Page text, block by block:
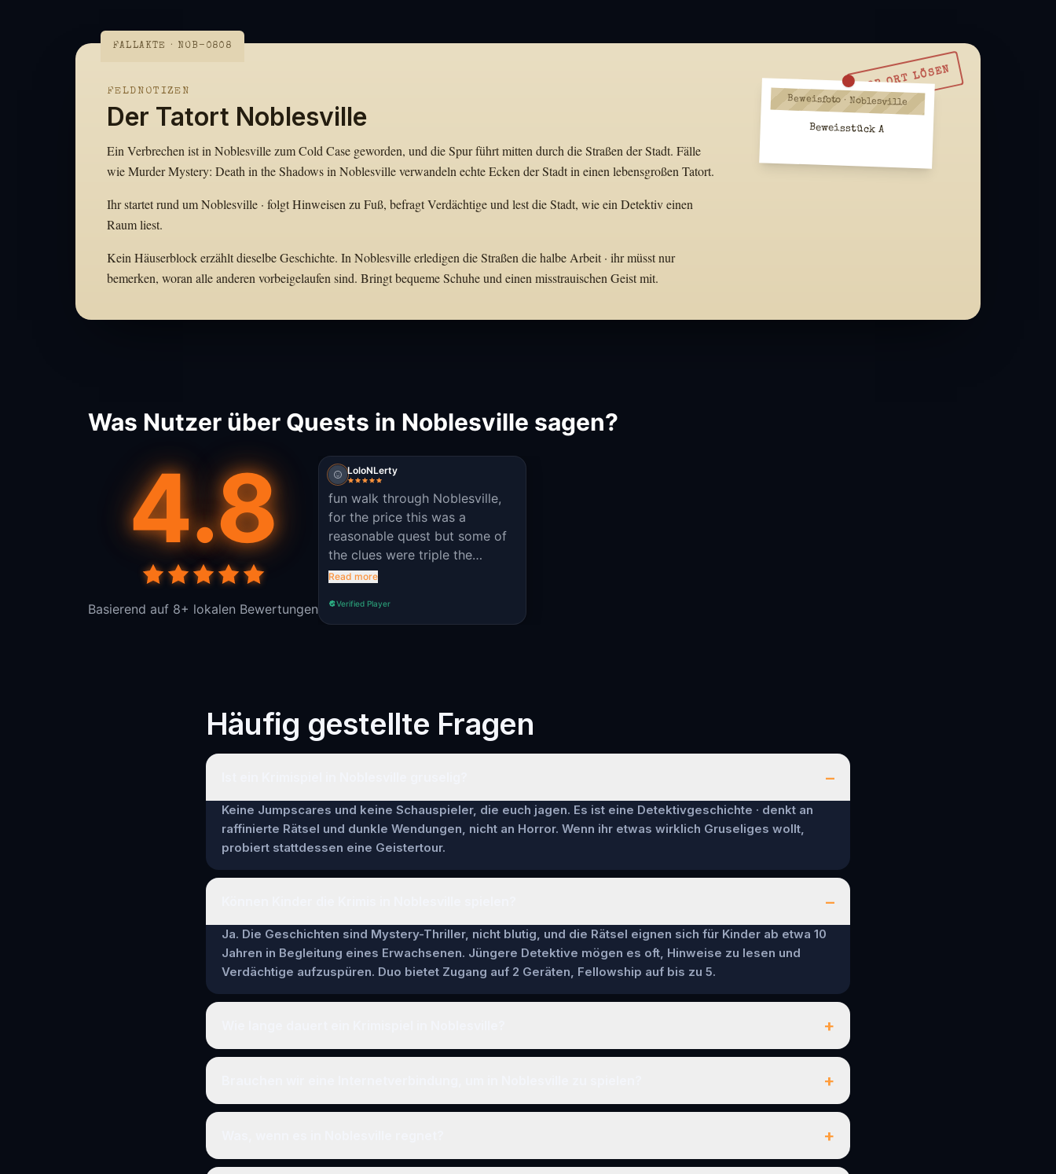
FALLAKTE · NOB-0808
VOR ORT LÖSEN
FELDNOTIZEN
Der Tatort Noblesville
Ein Verbrechen ist in Noblesville zum Cold Case geworden, und die Spur führt mitten durch die Straßen der Stadt. Fälle
wie Murder Mystery: Death in the Shadows in Noblesville verwandeln echte Ecken der Stadt in einen lebensgroßen Tatort.
Ihr startet rund um Noblesville · folgt Hinweisen zu Fuß, befragt Verdächtige und lest die Stadt, wie ein Detektiv einen
Raum liest.
Kein Häuserblock erzählt dieselbe Geschichte. In Noblesville erledigen die Straßen die halbe Arbeit · ihr müsst nur
bemerken, woran alle anderen vorbeigelaufen sind. Bringt bequeme Schuhe und einen misstrauischen Geist mit.
Beweisfoto · Noblesville
Beweisstück A
Was Nutzer über Quests in Noblesville sagen?
4.8
Basierend auf 8+ lokalen Bewertungen
LoloNLerty
fun walk through Noblesville,
for the price this was a
reasonable quest but some of
the clues were triple the
difficulty of previous ones
sense
Read more
Verified Player
Häufig gestellte Fragen
–
Keine Jumpscares und keine Schauspieler, die euch jagen. Es ist eine Detektivgeschichte · denkt an
raffinierte Rätsel und dunkle Wendungen, nicht an Horror. Wenn ihr etwas wirklich Gruseliges wollt,
probiert stattdessen eine Geistertour.
–
Ja. Die Geschichten sind Mystery-Thriller, nicht blutig, und die Rätsel eignen sich für Kinder ab etwa 10
Jahren in Begleitung eines Erwachsenen. Jüngere Detektive mögen es oft, Hinweise zu lesen und
Verdächtige aufzuspüren. Duo bietet Zugang auf 2 Geräten, Fellowship auf bis zu 5.
+
+
+